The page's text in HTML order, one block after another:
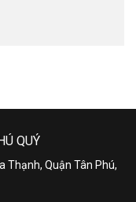
QUÝ
Thạnh, Quận Tân Phú,